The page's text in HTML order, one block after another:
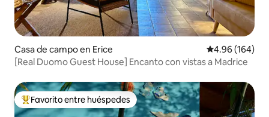
Casa de campo en Erice Calificación
4.96 (164)
[Real Duomo Guest House] Encanto con vistas a Madrice
Favorito entre huéspedes preferido
Favorito entre huéspedes